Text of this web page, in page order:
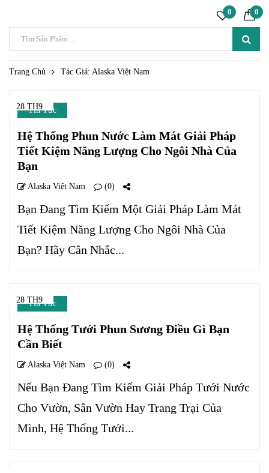
0 0
Trang Chủ Tác Giả: Alaska Việt Nam
28 TH9Tin Tức
Hệ Thống Phun Nước Làm Mát Giải Pháp
Tiết Kiệm Năng Lượng Cho Ngôi Nhà Của
Bạn
Alaska Việt Nam (0)
Bạn Đang Tìm Kiếm Một Giải Pháp Làm Mát
Tiết Kiệm Năng Lượng Cho Ngôi Nhà Của
Bạn? Hãy Cân Nhắc...
28 TH9Tin Tức
Hệ Thống Tưới Phun Sương Điều Gì Bạn
Cần Biết
Alaska Việt Nam (0)
Nếu Bạn Đang Tìm Kiếm Giải Pháp Tưới Nước
Cho Vườn, Sân Vườn Hay Trang Trại Của
Mình, Hệ Thống Tưới...